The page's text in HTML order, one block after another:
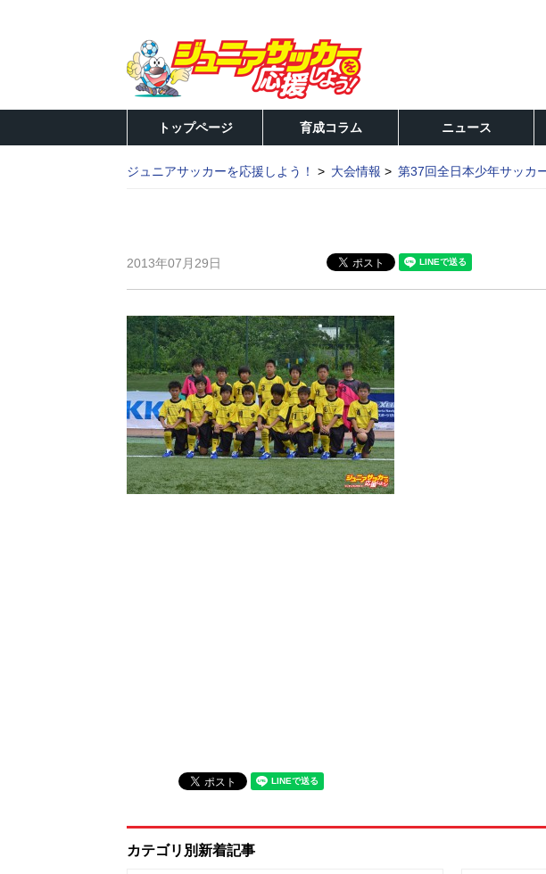
トップページ 育成コラム ニュース
ジュニアサッカーを応援しよう！ 大会情報 第37回全日本少年サッカ
2013年07月29日
カテゴリ別新着記事